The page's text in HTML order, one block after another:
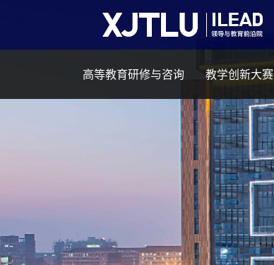
高等教育研修与咨询 教学创新大赛